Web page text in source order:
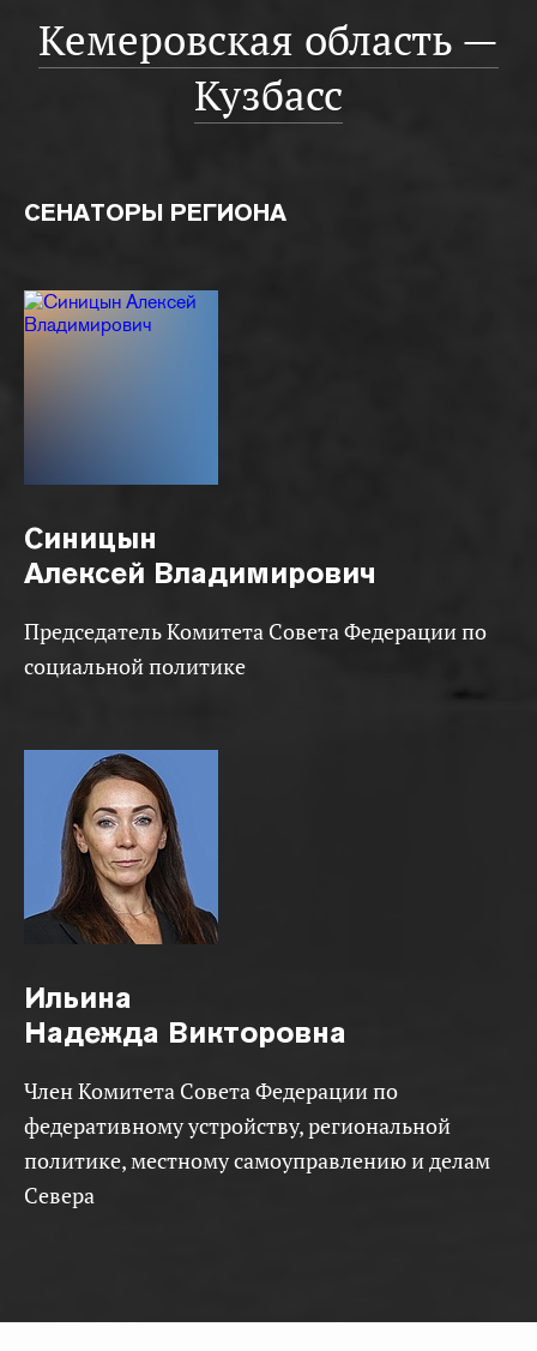
Кемеровская область —
Кузбасс
СЕНАТОРЫ РЕГИОНА
Синицын
Алексей Владимирович
Председатель Комитета Совета Федерации по
социальной политике
Ильина
Надежда Викторовна
Член Комитета Совета Федерации по
федеративному устройству, региональной
политике, местному самоуправлению и делам
Севера